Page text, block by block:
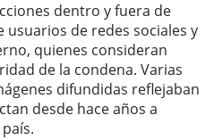
dentro y fuera de
usuarios de redes sociales y
quienes consideran
de la condena. Varias
difundidas reflejaban
desde hace años a